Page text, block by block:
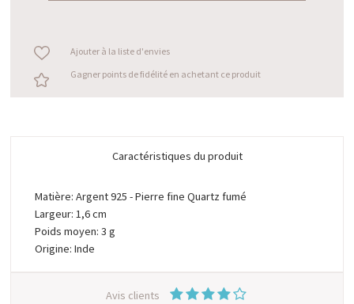
Ajouter à la liste d'envies
Gagner points de fidélité en achetant ce produit
Caractéristiques du produit
Matière: Argent 925 - Pierre fine Quartz fumé
Largeur: 1,6 cm
Poids moyen: 3 g
Origine: Inde
Avis clients